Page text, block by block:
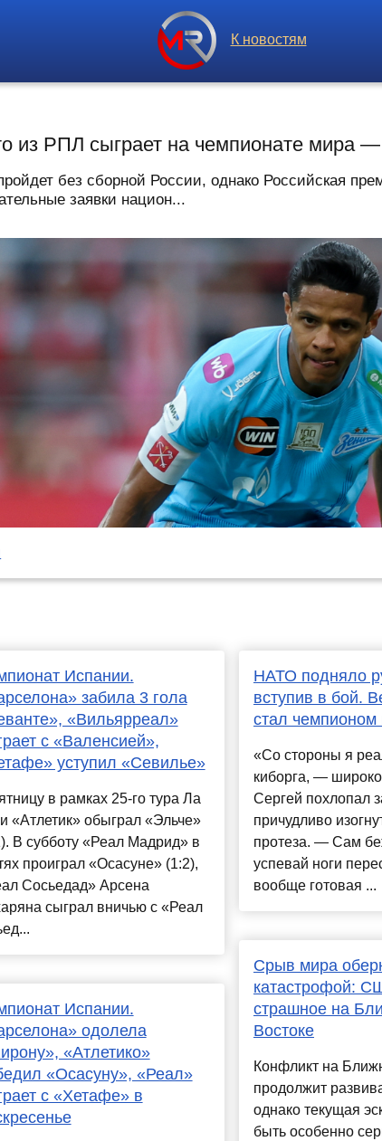
К новостям
из РПЛ сыграет на чемпионате мира
без сборной России, однако Российская
заявки национ...
Испании.
забила 3 гола
«Вильярреал»
с «Валенсией»,
уступил «Севилье»
в рамках 25-го тура Ла
«Атлетик» обыграл «Эльче»
В субботу «Реал Мадрид» в
проиграл «Осасуне» (1:2),
Сосьедад» Арсена
сыграл вничью с «Реал
Испании.
одолела
«Атлетико»
«Осасуну», «Реал»
с «Хетафе» в
НАТО подняло
вступив в бой.
стал чемпионом
«Со стороны я
киборга, —
Сергей похлопал
причудливо
протеза. — Сам
успевай ноги
вообще готовая ...
Срыв мира
катастрофой:
страшное на
Востоке
Конфликт на
продолжит
однако текущая
быть особенно